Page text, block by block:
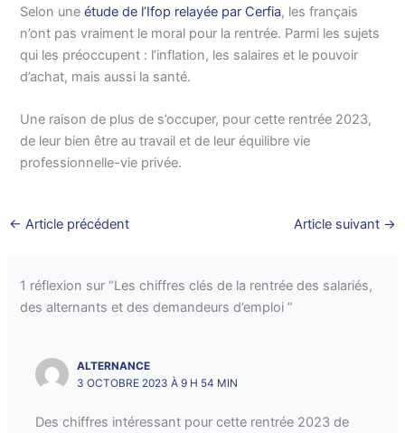
Selon une étude de l’Ifop relayée par Cerfia, les français
n’ont pas vraiment le moral pour la rentrée. Parmi les sujets
qui les préoccupent : l’inflation, les salaires et le pouvoir
d’achat, mais aussi la santé.
Une raison de plus de s’occuper, pour cette rentrée 2023,
de leur bien être au travail et de leur équilibre vie
professionnelle-vie privée.
← Article précédent Article suivant →
1 réflexion sur “Les chiffres clés de la rentrée des salariés,
des alternants et des demandeurs d’emploi ”
ALTERNANCE
3 OCTOBRE 2023 À 9 H 54 MIN
Des chiffres intéressant pour cette rentrée 2023 de